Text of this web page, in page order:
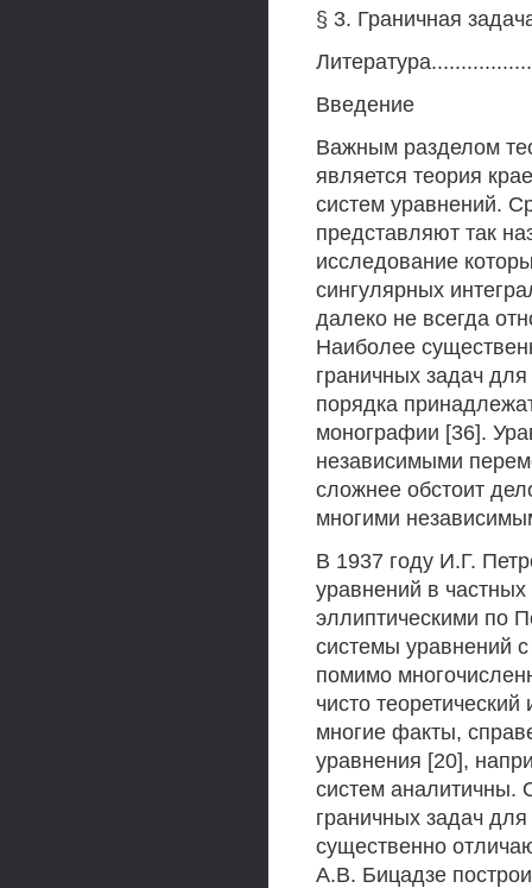
§ 3. Граничная
Введение
Важным разделом
является теория
систем уравнений.
представляют так
исследование
сингулярных
далеко не всегда
Наиболее
граничных задач
порядка
монографии [36].
независимыми
сложнее обстоит
многими
В 1937 году И.Г.
уравнений в
эллиптическими по
системы уравнений
помимо
чисто
многие факты,
уравнения [20],
систем аналитичны.
граничных задач
существенно
A.B. Бицадзе